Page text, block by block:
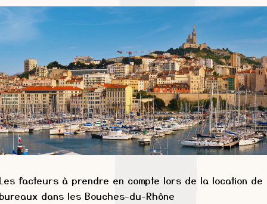
facteurs à prendre en compte lors de la location de
dans les Bouches-du-Rhône